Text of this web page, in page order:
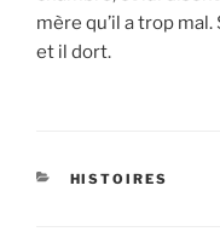
mère qu’il a trop
et il dort.
CATÉGORIES
HISTOIRES